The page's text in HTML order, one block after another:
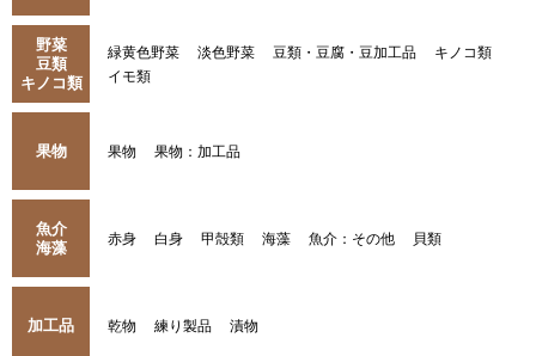
野菜
豆類
キノコ類
緑黄色野菜 淡色野菜 豆類・豆腐・豆加工品
キノコ類
イモ類
果物 果物 果物：加工品
魚介
海藻
赤身 白身 甲殻類 海藻 魚介：その他 貝類
加工品 乾物 練り製品 漬物